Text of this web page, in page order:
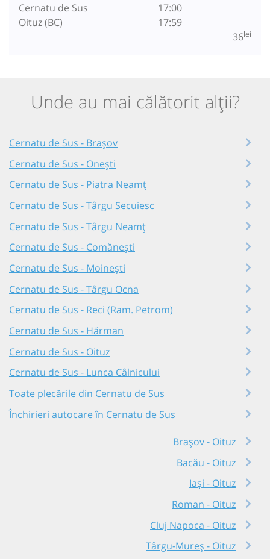
Cernatu de Sus
Oituz (BC)
17:00
17:59
36lei
Unde au mai călătorit alții?
Cernatu de Sus - Brașov
Cernatu de Sus - Onești
Cernatu de Sus - Piatra Neamț
Cernatu de Sus - Târgu Secuiesc
Cernatu de Sus - Târgu Neamț
Cernatu de Sus - Comănești
Cernatu de Sus - Moinești
Cernatu de Sus - Târgu Ocna
Cernatu de Sus - Reci (Ram. Petrom)
Cernatu de Sus - Hărman
Cernatu de Sus - Oituz
Cernatu de Sus - Lunca Câlnicului
Toate plecările din Cernatu de Sus
Închirieri autocare în Cernatu de Sus
Brașov - Oituz
Bacău - Oituz
Iași - Oituz
Roman - Oituz
Cluj Napoca - Oituz
Târgu-Mureș - Oituz